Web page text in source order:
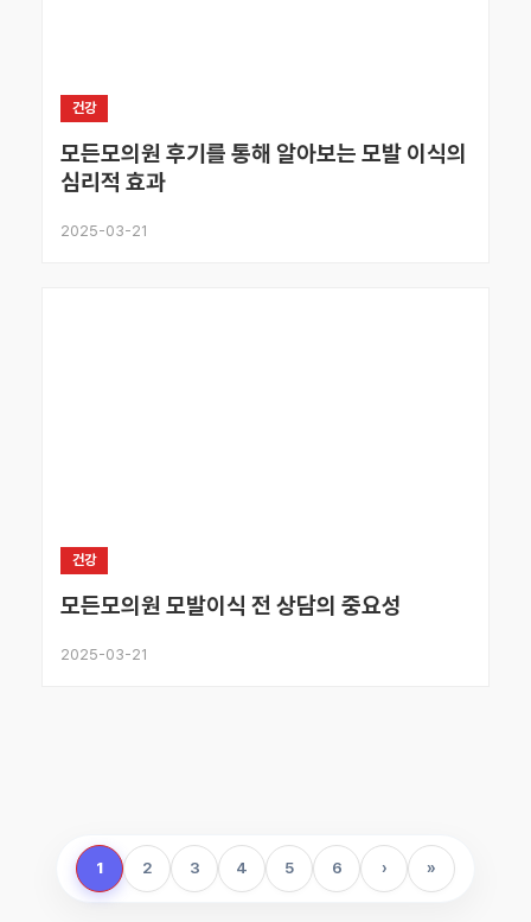
건강
모든모의원 후기를 통해 알아보는 모발 이식의
심리적 효과
2025-03-21
건강
모든모의원 모발이식 전 상담의 중요성
2025-03-21
1 2 3 4 5 6 › »